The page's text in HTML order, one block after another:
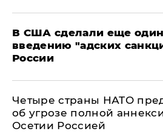
В США сделали еще
введению "адских
России
Четыре страны НАТО
об угрозе полной
Осетии Россией